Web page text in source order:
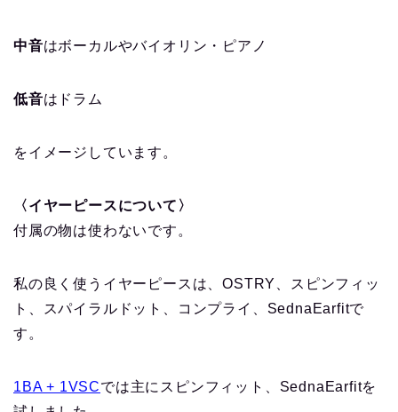
中音はボーカルやバイオリン・ピアノ
低音はドラム
をイメージしています。
〈イヤーピースについて〉
付属の物は使わないです。
私の良く使うイヤーピースは、OSTRY、スピンフィッ
ト、スパイラルドット、コンプライ、SednaEarfitで
す。
1BA + 1VSCでは主にスピンフィット、SednaEarfitを